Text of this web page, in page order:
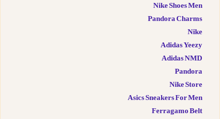
Nike Shoes Men
Pandora Charms
Nike
Adidas Yeezy
Adidas NMD
Pandora
Nike Store
Asics Sneakers For Men
Ferragamo Belt